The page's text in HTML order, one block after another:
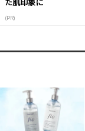
(PR)